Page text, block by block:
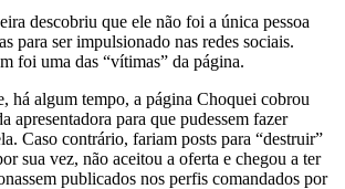
descobriu que ele não foi a única pessoa
para ser impulsionado nas redes sociais.
foi uma das “vítimas” da página.
há algum tempo, a página Choquei cobrou
apresentadora para que pudessem fazer
Caso contrário, fariam posts para “destruir”
sua vez, não aceitou a oferta e chegou a ter
publicados nos perfis comandados por